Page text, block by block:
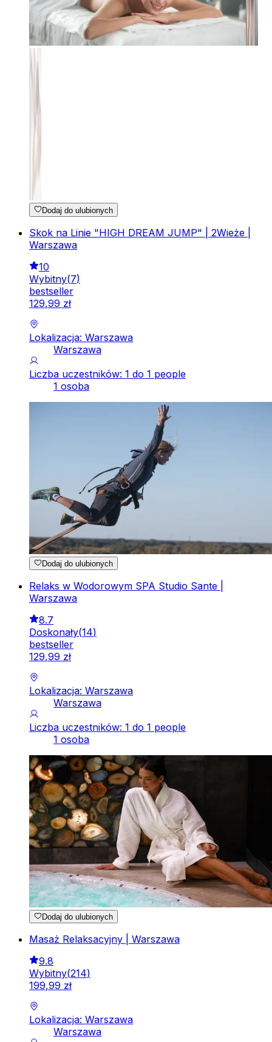
Dodaj do ulubionych
Skok na Linie "HIGH DREAM JUMP" | 2Wieże |
Warszawa
10
Wybitny(7)
bestseller
129,99 zł
Lokalizacja: Warszawa
Warszawa
Liczba uczestników: 1 do 1 people
1 osoba
Dodaj do ulubionych
Relaks w Wodorowym SPA Studio Sante |
Warszawa
8.7
Doskonały(14)
bestseller
129,99 zł
Lokalizacja: Warszawa
Warszawa
Liczba uczestników: 1 do 1 people
1 osoba
Dodaj do ulubionych
Masaż Relaksacyjny | Warszawa
9.8
Wybitny(214)
199,99 zł
Lokalizacja: Warszawa
Warszawa